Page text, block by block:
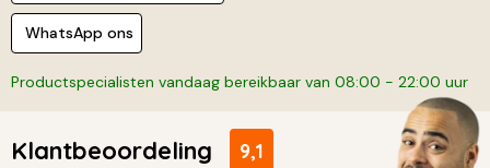
WhatsApp ons
Productspecialisten vandaag bereikbaar van 08:00 - 22:00 uur
Klantbeoordeling 9,1